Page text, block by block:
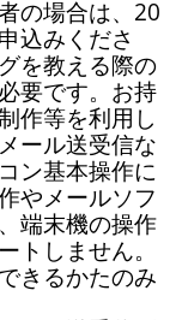
の場合は、20
込みくださ
を教える際の
要です。お持
作等を利用し
ール送受信な
ン基本操作に
やメールソフ
端末機の操作
トしません。
きるかたのみ